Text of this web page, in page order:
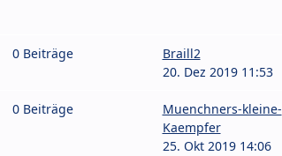
0 Beiträge
Braill2
20. Dez 2019 11:53
0 Beiträge
Muenchners-kleine-
Kaempfer
25. Okt 2019 14:06